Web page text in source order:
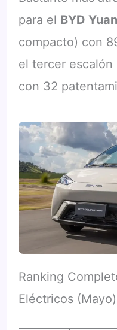
para el BYD
compacto) con
el tercer escalón
con 32
Ranking
Eléctricos (Mayo)